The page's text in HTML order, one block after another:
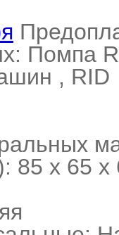
85 x 65 х